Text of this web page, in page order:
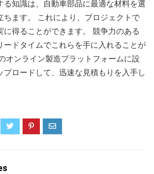
る知識は、自動車部品に最適な材料を選
ちます。 これにより、プロジェクトで
に得ることができます。 競争力のある
ードタイムでこれらを手に入れることが
オンライン製造プラットフォームに設
プロードして、迅速な見積もりを入手し